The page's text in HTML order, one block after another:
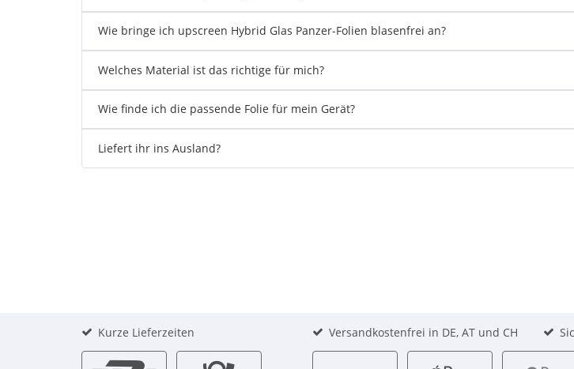
Wie bringe ich upscreen Hybrid Glas Panzer-Folien blasenfrei an?
Welches Material ist das richtige für mich?
Wie finde ich die passende Folie für mein Gerät?
Liefert ihr ins Ausland?
Kurze Lieferzeiten Versandkostenfrei in DE, AT und CH